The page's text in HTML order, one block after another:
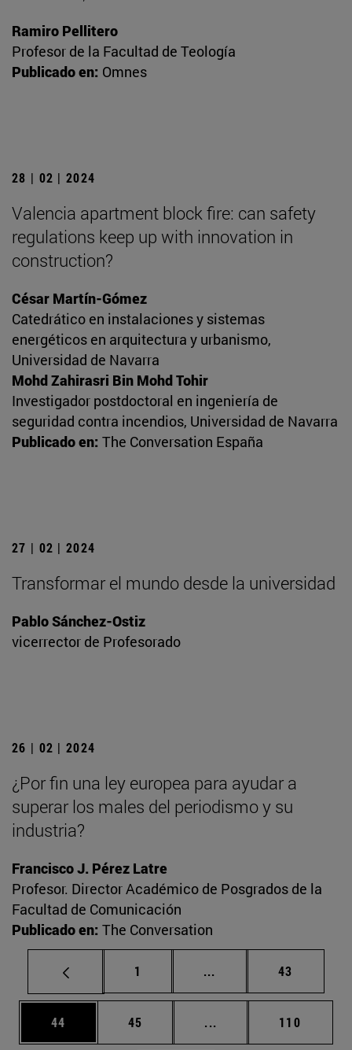
Ramiro Pellitero
Profesor de la Facultad de Teología
Publicado en: Omnes
28 | 02 | 2024
Valencia apartment block fire: can safety
regulations keep up with innovation in
construction?
César Martín-Gómez
Catedrático en instalaciones y sistemas
energéticos en arquitectura y urbanismo,
Universidad de Navarra
Mohd Zahirasri Bin Mohd Tohir
Investigador postdoctoral en ingeniería de
seguridad contra incendios, Universidad de Navarra
Publicado en: The Conversation España
27 | 02 | 2024
Transformar el mundo desde la universidad
Pablo Sánchez-Ostiz
vicerrector de Profesorado
26 | 02 | 2024
¿Por fin una ley europea para ayudar a
superar los males del periodismo y su
industria?
Francisco J. Pérez Latre
Profesor. Director Académico de Posgrados de la
Facultad de Comunicación
Publicado en: The Conversation
Página
1 ... Páginas intermedias
Página
43
Página
44 Página
45 ... Páginas intermedias
Página
110